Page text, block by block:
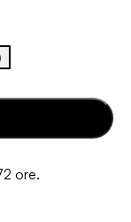
ore.